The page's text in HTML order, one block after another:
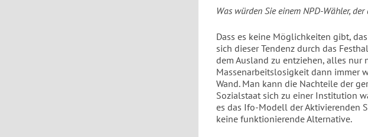
Was würden Sie einem NPD-Wähler,
Dass es keine Möglichkeiten gibt,
sich dieser Tendenz durch das
dem Ausland zu entziehen, alles
Massenarbeitslosigkeit dann immer
Wand. Man kann die Nachteile der
Sozialstaat sich zu einer Institution
es das Ifo-Modell der Aktivierenden
keine funktionierende Alternative.